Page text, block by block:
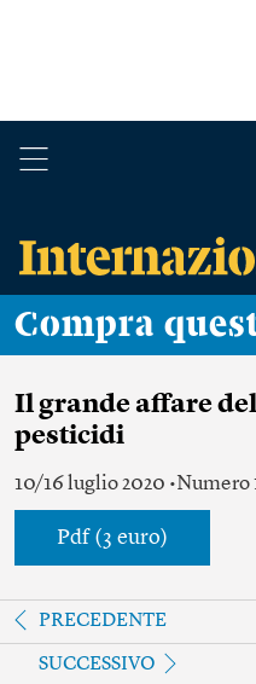
Compra
Il grande affare
pesticidi
10/16 luglio 2020 •Numero
Pdf (3 euro)
PRECEDENTE
SUCCESSIVO